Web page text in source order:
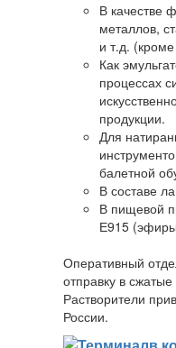
В качестве
металлов,
и т.д.
Как
процессах
продукции.
Для
балетной
В составе
В пищевой
Е915
Оперативный
отправку в
Растворители
России.